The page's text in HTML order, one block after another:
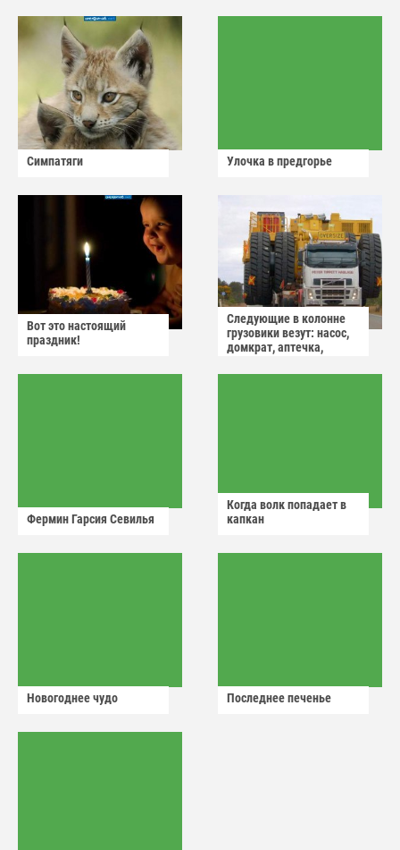
Симпатяги Улочка в предгорье
Вот это настоящий
праздник!
Следующие в колонне
грузовики везут: насос,
домкрат, аптечка,
Фермин Гарсия Севилья
Когда волк попадает в
капкан
Новогоднее чудо Последнее печенье